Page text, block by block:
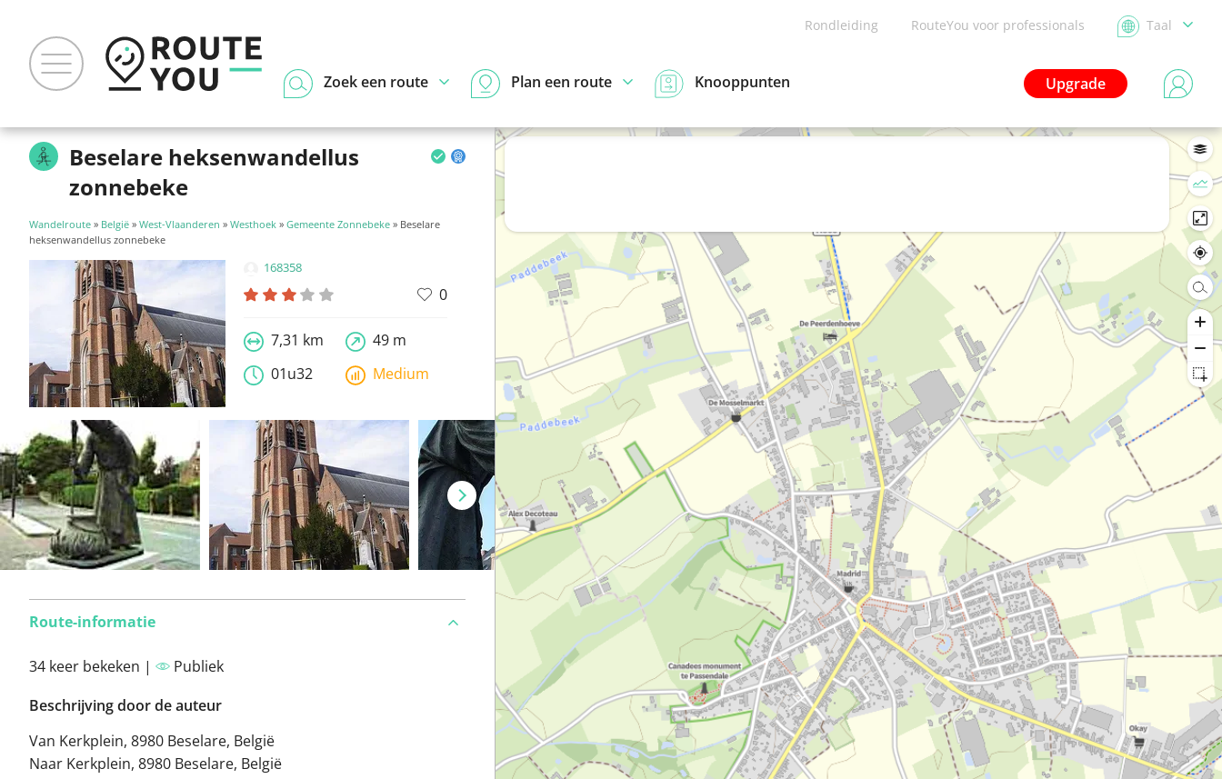
Rondleiding RouteYou voor professionals Taal
Upgrade
Zoek een route Plan een route Knooppunten
Beselare heksenwandellus
zonnebeke
Wandelroute » België » West-Vlaanderen » Westhoek » Gemeente Zonnebeke » Beselare
heksenwandellus zonnebeke
168358
0
7,31 km
49 m
01u32
Medium
Route-informatie
34 keer bekeken |
Publiek
Beschrijving door de auteur
Van Kerkplein, 8980 Beselare, België
Naar Kerkplein, 8980 Beselare, België